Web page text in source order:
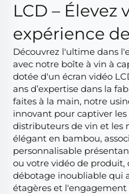
LCD – Élevez
expérience
Découvrez l'ultime dans
avec notre boîte à vin à
dotée d'un écran vidéo
ans d’expertise dans la
faites à la main, notre
innovant pour captiver
distributeurs de vin et les
élégant en bambou,
personnalisable
ou votre vidéo de produit,
débotage inoubliable qui
étagères et l'engagement